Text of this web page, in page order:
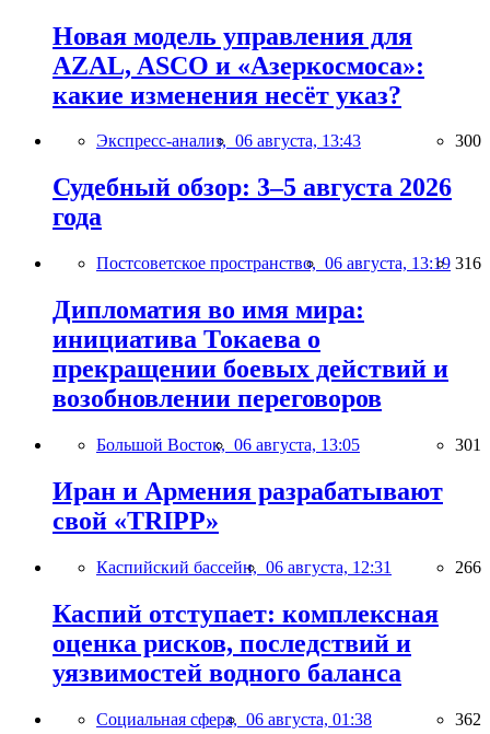
Новая модель управления для
AZAL, ASCO и «Азеркосмоса»:
какие изменения несёт указ?
Экспресс-анализ, 06 августа, 13:43 300
Судебный обзор: 3–5 августа 2026
года
Постсоветское пространство, 06 августа, 13:19 316
Дипломатия во имя мира:
инициатива Токаева о
прекращении боевых действий и
возобновлении переговоров
Большой Восток, 06 августа, 13:05 301
Иран и Армения разрабатывают
свой «TRIPP»
Каспийский бассейн, 06 августа, 12:31 266
Каспий отступает: комплексная
оценка рисков, последствий и
уязвимостей водного баланса
Социальная сфера, 06 августа, 01:38 362